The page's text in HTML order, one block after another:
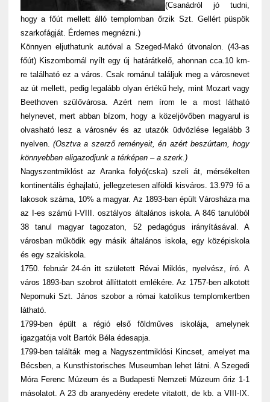
(Csanádról jó tudni,
hogy a főút mellett álló templomban őrzik Szt. Gellért püspök
szarkofágját. Érdemes megnézni.)
Könnyen eljuthatunk autóval a Szeged-Makó útvonalon. (43-as
főút) Kiszombornál nyílt egy új határátkelő, ahonnan cca.10 km-
re található ez a város. Csak románul találjuk meg a városnevet
az út mellett, pedig legalább olyan értékű hely, mint Mozart vagy
Beethoven szülővárosa. Azért nem írom le a most látható
helynevet, mert abban bízom, hogy a közeljövőben magyarul is
olvasható lesz a városnév és az utazók üdvözlése legalább 3
nyelven. (Osztva a szerző reményeit, én azért beszúrtam, hogy
könnyebben eligazodjunk a térképen – a szerk.)
Nagyszentmiklóst az Aranka folyó(cska) szeli át, mérsékelten
kontinentális éghajlatú, jellegzetesen alföldi kisváros. 13.979 fő a
lakosok száma, 10% a magyar. Az 1893-ban épült Városháza ma
az I-es számú I-VIII. osztályos általános iskola. A 846 tanulóból
38 tanul magyar tagozaton, 52 pedagógus irányításával. A
városban működik egy másik általános iskola, egy középiskola
és egy szakiskola.
1750. február 24-én itt született Révai Miklós, nyelvész, író. A
város 1893-ban szobrot állíttatott emlékére. Az 1757-ben alkotott
Nepomuki Szt. János szobor a római katolikus templomkertben
látható.
1799-ben épült a régió első földműves iskolája, amelynek
igazgatója volt Bartók Béla édesapja.
1799-ben találták meg a Nagyszentmiklósi Kincset, amelyet ma
Bécsben, a Kunsthistorisches Museumban lehet látni. A Szegedi
Móra Ferenc Múzeum és a Budapesti Nemzeti Múzeum őriz 1-1
másolatot. A 23 db aranyedény eredete vitatott, de kb. a VIII-IX.